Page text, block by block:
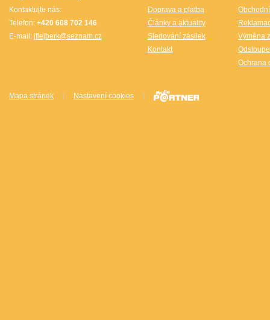
Kontaktujte nás:
Telefon: +420 608 702 146
E-mail: jflejberk@seznam.cz
Doprava a platba
Články a aktuality
Sledování zásilek
Kontakt
Výměna
Ochrana
Mapa stránek | Nastavení cookies |